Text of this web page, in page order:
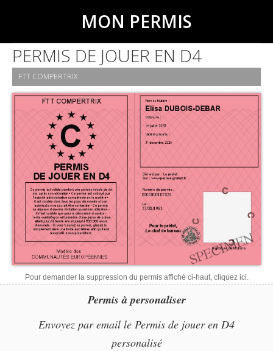
MON PERMIS
PERMIS DE JOUER EN D4
FTT COMPERTRIX
Pour demander la suppression du permis affiché ci-haut, cliquez ici.
Permis à personaliser
Envoyez par email le Permis de jouer en D4
personalisé